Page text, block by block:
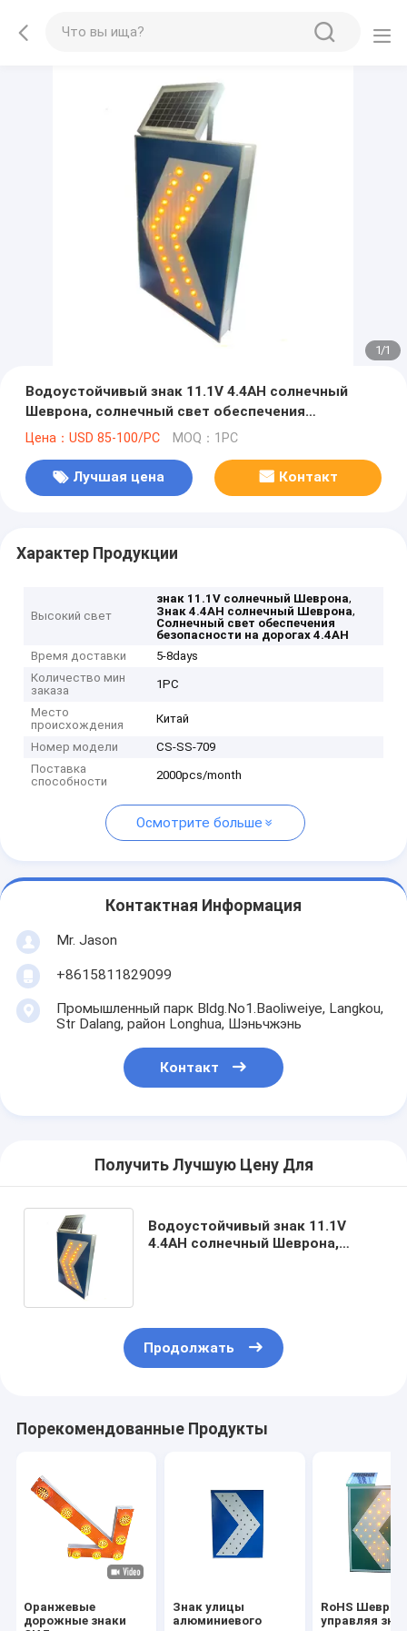
1/1
Водоустойчивый знак 11.1V 4.4AH солнечный
Шеврона, солнечный свет обеспечения
безопасности на дорогах
Цена：USD 85-100/PC MOQ：1PC
Лучшая цена Контакт
Характер Продукции
Высокий свет
знак 11.1V солнечный Шеврона,
Знак 4.4AH солнечный Шеврона,
Солнечный свет обеспечения
безопасности на дорогах 4.4AH
Время доставки
5-8days
Количество мин
заказа
1PC
Место
происхождения
Китай
Номер модели
CS-SS-709
Поставка
способности
2000pcs/month
Осмотрите больше
Контактная Информация
Mr. Jason
+8615811829099
Промышленный парк Bldg.No1.Baoliweiye, Langkou,
Str Dalang, район Longhua, Шэньчжэнь
Контакт
Получить Лучшую Цену Для
Водоустойчивый знак 11.1V
4.4AH солнечный Шеврона,
Продолжать
Порекомендованные Продукты
Оранжевые
дорожные знаки
Знак улицы
алюминиевого
RoHS Шеврон
управляя